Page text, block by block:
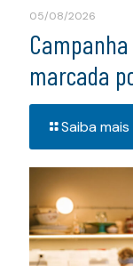
05/08/2026
Campanha
marcada
Saiba mais